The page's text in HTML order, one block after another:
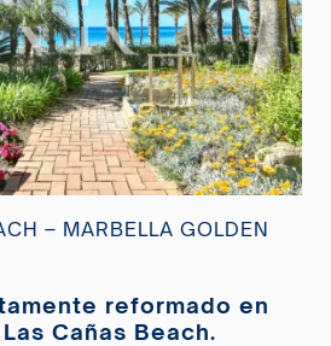
– MARBELLA GOLDEN
reformado en
Cañas Beach.